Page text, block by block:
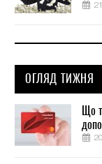
ОГЛЯД ТИЖНЯ
Що